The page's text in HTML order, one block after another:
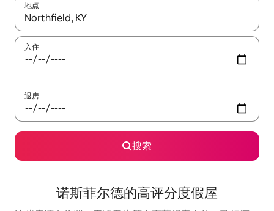
地点
如有搜索结果，请使用上下方向键查看，或通过点击或滑动手势
入住
退房
搜索
诺斯菲尔德的高评分度假屋